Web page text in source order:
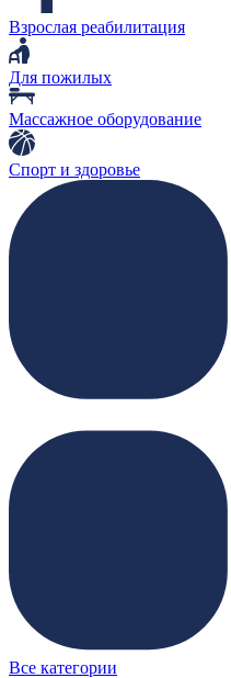
Взрослая реабилитация
Для пожилых
Массажное оборудование
Спорт и здоровье
Все категории